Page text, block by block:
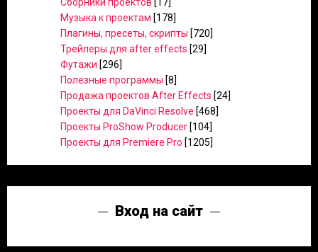
Музыка к проектам [178]
Плагины, пресеты, скрипты [720]
Трейлеры для after effects [29]
Футажи [296]
Полезные программы [8]
Продажа проектов After Effects [24]
Проекты для DaVinci Resolve [468]
Проекты ProShow Producer [104]
Проекты для Premiere Pro [1205]
Вход на сайт